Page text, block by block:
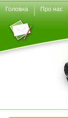
Головна Про нас